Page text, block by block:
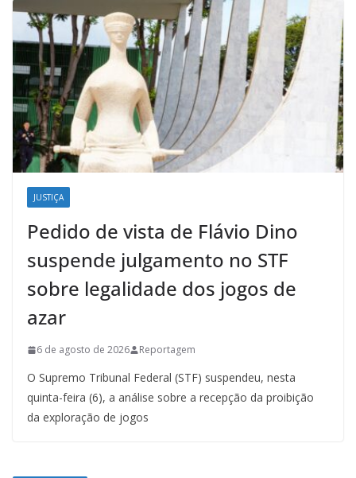
JUSTIÇA
Pedido de vista de Flávio Dino
suspende julgamento no STF
sobre legalidade dos jogos de
azar
6 de agosto de 2026 Reportagem
O Supremo Tribunal Federal (STF) suspendeu, nesta
quinta-feira (6), a análise sobre a recepção da proibição
da exploração de jogos